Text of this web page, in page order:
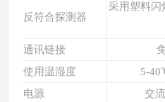
反符合探测器
采用塑料闪
通讯链接
使用温湿度 5-
电源
交